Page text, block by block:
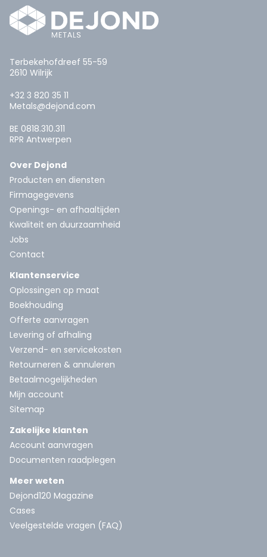
Terbekehofdreef 55-59
2610 Wilrijk
+32 3 820 35 11
Metals@dejond.com
BE 0818.310.311
RPR Antwerpen
Over Dejond
Producten en diensten
Firmagegevens
Openings- en afhaaltijden
Kwaliteit en duurzaamheid
Jobs
Contact
Klantenservice
Oplossingen op maat
Boekhouding
Offerte aanvragen
Levering of afhaling
Verzend- en servicekosten
Retourneren & annuleren
Betaalmogelijkheden
Mijn account
Sitemap
Zakelijke klanten
Account aanvragen
Documenten raadplegen
Meer weten
Dejond120 Magazine
Cases
Veelgestelde vragen (FAQ)